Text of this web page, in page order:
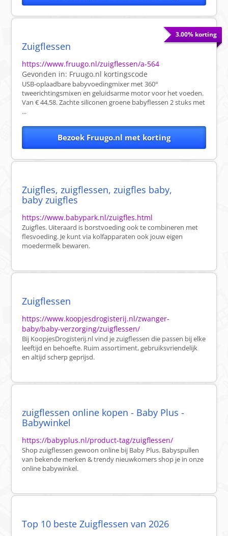
3.00% korting
Zuigflessen
https://www.fruugo.nl/zuigflessen/a-564
Gevonden in: Fruugo.nl kortingscode
USB-oplaadbare babyvoedingmixer met 360°
tweerichtingsmixen en geluidsarme motor voor het voeden.
Van € 44,58. Zachte siliconen groene babyflessen 2 stuks met
...
Bezoek Fruugo.nl met korting
Zuigfles, zuigflessen, zuigfles baby,
baby zuigfles
https://www.babypark.nl/zuigfles.html
Zuigfles. Uiteraard is borstvoeding ook te combineren met
flesvoeding. Je kunt via kolfapparaten ook jouw eigen
moedermelk bewaren.
Zuigflessen
https://www.koopjesdrogisterij.nl/zwanger-
baby/baby-verzorging/zuigflessen/
Bij KoopjesDrogisterij.nl vind je zuigflessen die passen bij elke
leeftijd en behoefte. Ruim assortiment, gebruiksvriendelijk
en altijd scherp geprijsd.
zuigflessen online kopen - Baby Plus -
Babywinkel
https://babyplus.nl/product-tag/zuigflessen/
Shop zuigflessen gewoon online bij Baby Plus. Babyspullen
van bekende merken & trendy nieuwkomers shop je in onze
online babywinkel.
Top 10 beste Zuigflessen van 2026